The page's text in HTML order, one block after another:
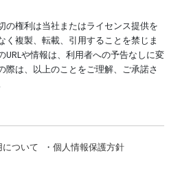
の権利は当社またはライセンス提供を
く複製、転載、引用することを禁じま
や情報は、利用者への予告なしに変
際は、以上のことをご理解、ご承諾さ
ついて ・ 個人情報保護方針